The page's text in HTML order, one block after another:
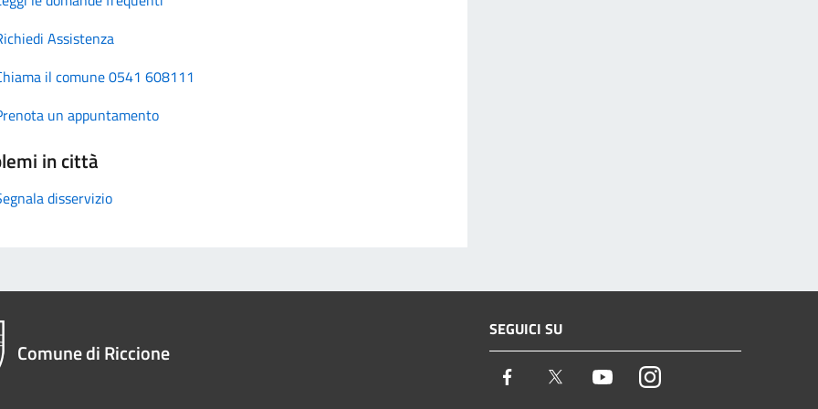
Assistenza
il comune 0541 608111
un appuntamento
in città
disservizio
Comune di Riccione
SEGUICI SU
Facebook Twitter YoutubeInstagram